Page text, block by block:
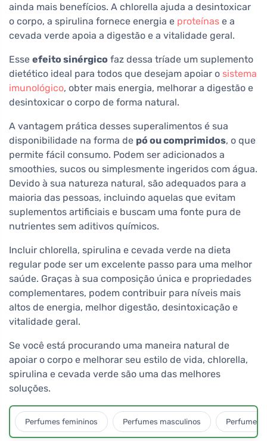
ainda mais benefícios. A chlorella ajuda a desintoxicar
o corpo, a spirulina fornece energia e proteínas e a
cevada verde apoia a digestão e a vitalidade geral.
Esse efeito sinérgico faz dessa tríade um suplemento
dietético ideal para todos que desejam apoiar o sistema
imunológico, obter mais energia, melhorar a digestão e
desintoxicar o corpo de forma natural.
A vantagem prática desses superalimentos é sua
disponibilidade na forma de pó ou comprimidos, o que
permite fácil consumo. Podem ser adicionados a
smoothies, sucos ou simplesmente ingeridos com água.
Devido à sua natureza natural, são adequados para a
maioria das pessoas, incluindo aquelas que evitam
suplementos artificiais e buscam uma fonte pura de
nutrientes sem aditivos químicos.
Incluir chlorella, spirulina e cevada verde na dieta
regular pode ser um excelente passo para uma melhor
saúde. Graças à sua composição única e propriedades
complementares, podem contribuir para níveis mais
altos de energia, melhor digestão, desintoxicação e
vitalidade geral.
Se você está procurando uma maneira natural de
apoiar o corpo e melhorar seu estilo de vida, chlorella,
spirulina e cevada verde são uma das melhores
soluções.
Perfumes femininos Perfumes masculinos Perfumes